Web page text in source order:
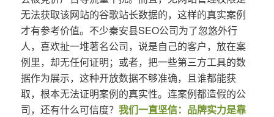
无法获取该网站的谷歌站长数据的，这样的真实案例
才有参考价值。不少秦安县SEO公司为了忽悠外行
人，喜欢扯一堆著名公司，说是自己的客户，放在案
例里，却无任何证明；或者，把一些第三方工具的数
据作为展示，这种开放数据不够准确，且谁都能获
取，根本无法证明案例的真实性。连案例都造假的公
司，还有什么可信度？ 我们一直坚信：品牌实力是靠